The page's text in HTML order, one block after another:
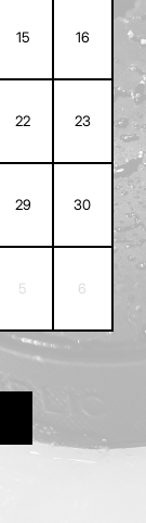
15 16
22 23
29 30
5 6